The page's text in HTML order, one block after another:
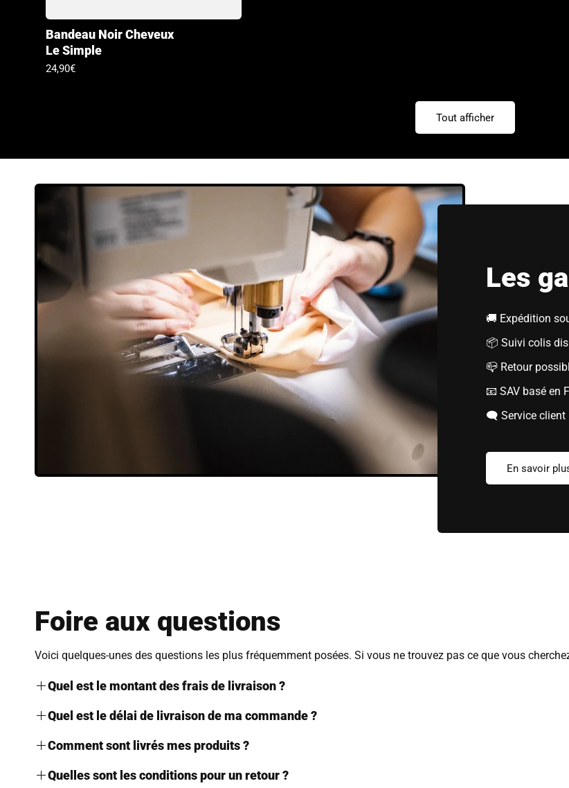
Bandeau Noir Cheveux
Le Simple
Prix
24,90€
Tout afficher
Les
🚚 Expédition
📦 Suivi colis
📪 Retour
📧 SAV basé en
🗨️ Service client
En savoir
Foire aux questions
Voici quelques-unes des questions les plus fréquemment posées. Si vous ne trouvez pas ce que vous
Quel est le montant des frais de livraison ?
Nous proposons le mode de livraison suivant sur notre boutique :
Livraison Standard Gratuite
Livraison VIP avec Assurance perte/vol à 2,90 €
Quel est le délai de livraison de ma commande ?
Dès lors que le produit est commandé, il sera expédié sous
Comment sont livrés mes produits ?
Les produits étant de faible volume, ils sont
livrés en boite aux lettres.
Quelles sont les conditions pour un retour ?